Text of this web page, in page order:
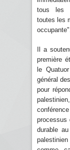
tous les
toutes les
occupante".
Il a
première
le
général
pour
processus
durable